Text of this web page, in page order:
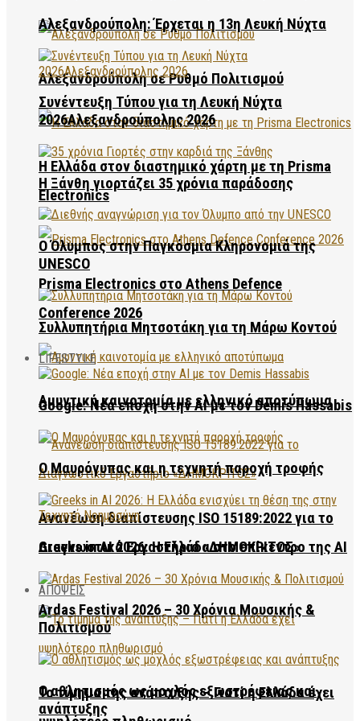
Αλεξανδρούπολη σε Ρυθμό Πολιτισμού
Η Ελλάδα στον διαστημικό χάρτη με τη Prisma
Electronics
Prisma Electronics στο Athens Defence
Conference 2026
Αμυντική καινοτομία με ελληνικό αποτύπωμα
Ανανέωση διαπίστευσης ISO 15189:2022 για το
Διαγνωστικό Εργαστήριο «ΔΗΜΟΚΡΙΤΟΣ»
ΑΠΟΨΕΙΣ
Το τίμημα της ανάπτυξης – Γιατί η Ελλάδα έχει
Αλεξανδρούπολη: Έρχεται η 13η Λευκή Νύχτα
Συνέντευξη Τύπου για τη Λευκή Νύχτα
2026Αλεξανδρούπολης 2026
Η Ξάνθη γιορτάζει 35 χρόνια παράδοσης
Ο Όλυμπος στην Παγκόσμια Κληρονομιά της
UNESCO
Συλλυπητήρια Μητσοτάκη για τη Μάρω Κοντού
LIFESTYLE
Google: Νέα εποχή στην AI με τον Demis Hassabis
Ο Μαυρόγυπας και η τεχνητή παροχή τροφής
Greeks in AI 2026: Η Ελλάδα στο επίκεντρο της AI
Ardas Festival 2026 – 30 Χρόνια Μουσικής &
Πολιτισμού
Ο αθλητισμός ως μοχλός εξωστρέφειας και
ανάπτυξης